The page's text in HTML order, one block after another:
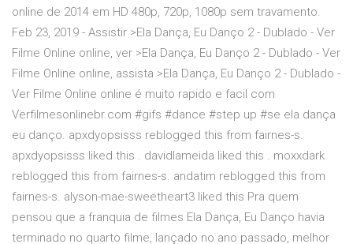
online de 2014 em HD 480p, 720p, 1080p sem travamento.
Feb 23, 2019 - Assistir >Ela Dança, Eu Danço 2 - Dublado - Ver
Filme Online online, ver >Ela Dança, Eu Danço 2 - Dublado - Ver
Filme Online online, assista >Ela Dança, Eu Danço 2 - Dublado -
Ver Filme Online online é muito rapido e facil com
Verfilmesonlinebr.com #gifs #dance #step up #se ela dança
eu danço. apxdyopsisss reblogged this from fairnes-s.
apxdyopsisss liked this . davidlameida liked this . moxxdark
reblogged this from fairnes-s. andatim reblogged this from
fairnes-s. alyson-mae-sweetheart3 liked this Pra quem
pensou que a franquia de filmes Ela Dança, Eu Danço havia
terminado no quarto filme, lançado no ano passado, melhor